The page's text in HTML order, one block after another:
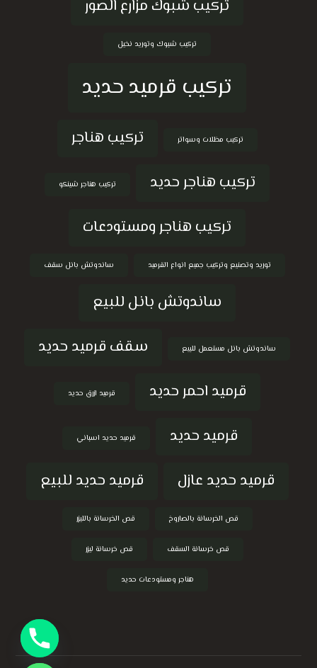
تركيب شبوك مزارع الصور
تركيب شبوك وتوريد نخيل
تركيب قرميد حديد
تركيب مظلات وسواتر
تركيب هناجر
تركيب هناجر حديد
تركيب هناجر شينكو
تركيب هناجر ومستودعات
توريد وتصنيع وتركيب جميع انواع القرميد ساندوتش بانل سقف
ساندوتش بانل للبيع
ساندوتش بانل مستعمل للبيع
سقف قرميد حديد
قرميد احمر حديد
قرميد ازرق حديد
قرميد حديد قرميد حديد اسباني
قرميد حديد عازل قرميد حديد للبيع
قص الخرسانة بالصاروخ قص الخرسانة بالليزر
قص خرسانة السقف قص خرسانة ليزر
هناجر ومستودعات حديد